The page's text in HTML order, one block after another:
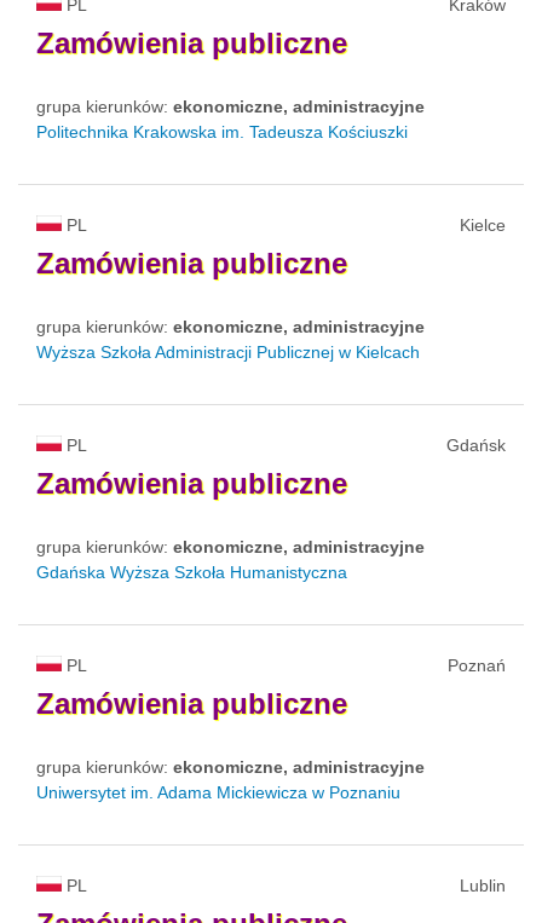
PL Kraków
Zamówienia publiczne
grupa kierunków: ekonomiczne, administracyjne
Politechnika Krakowska im. Tadeusza Kościuszki
PL Kielce
Zamówienia publiczne
grupa kierunków: ekonomiczne, administracyjne
Wyższa Szkoła Administracji Publicznej w Kielcach
PL Gdańsk
Zamówienia publiczne
grupa kierunków: ekonomiczne, administracyjne
Gdańska Wyższa Szkoła Humanistyczna
PL Poznań
Zamówienia publiczne
grupa kierunków: ekonomiczne, administracyjne
Uniwersytet im. Adama Mickiewicza w Poznaniu
PL Lublin